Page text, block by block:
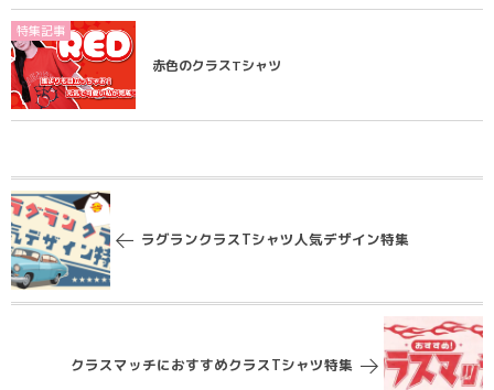
特集記事
赤色のクラスTシャツ
ラグランクラスTシャツ人気デザイン特集
クラスマッチにおすすめクラスTシャツ特集